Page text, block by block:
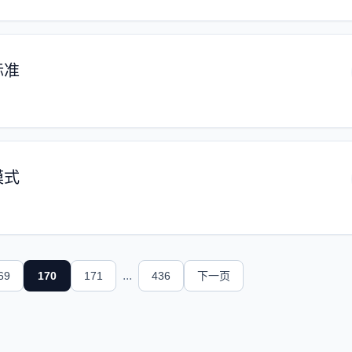
准
式
170 171 ... 436 下一页